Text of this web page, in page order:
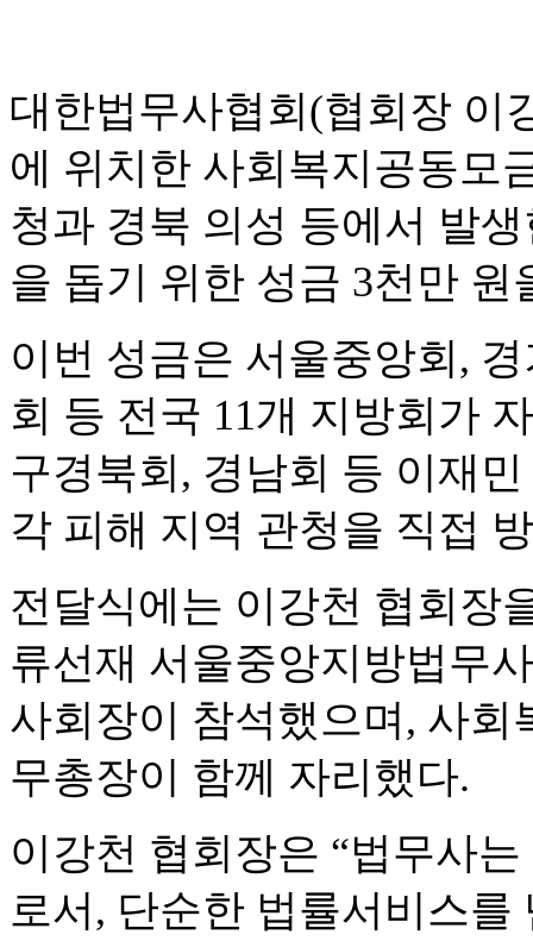
대한법무사협회(협회장 이
에 위치한 사회복지공동모
청과 경북 의성 등에서 발
을 돕기 위한 성금 3천만 원
이번 성금은 서울중앙회,
회 등 전국 11개 지방회가
구경북회, 경남회 등 이재
각 피해 지역 관청을 직접
전달식에는 이강천 협회장
류선재 서울중앙지방법무
사회장이 참석했으며, 사
무총장이 함께 자리했다.
이강천 협회장은 “법무사
로서, 단순한 법률서비스